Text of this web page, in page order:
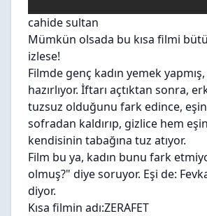
cahide sultan
Mümkün olsada bu kısa filmi
izlese!
Filmde genç kadın yemek
hazırlıyor. İftarı açtıktan sonra,
tuzsuz olduğunu fark edince,
sofradan kaldırıp, gizlice hem
kendisinin tabağına tuz atıyor.
Film bu ya, kadın bunu fark
olmuş?" diye soruyor. Eşi de:
diyor.
Kısa filmin adı:ZERAFET